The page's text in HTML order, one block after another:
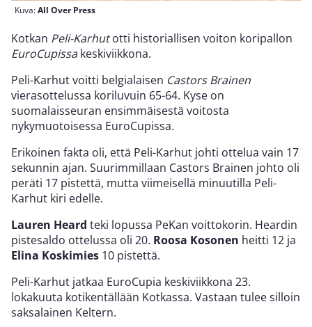
Kuva:All Over Press
Kotkan Peli-Karhutotti historiallisen voiton koripallon
EuroCupissakeskiviikkona.
Peli-Karhut voitti belgialaisen Castors Brainen
vierasottelussa koriluvuin 65-64. Kyse on
suomalaisseuran ensimmäisestä voitosta
nykymuotoisessa EuroCupissa.
Erikoinen fakta oli, että Peli-Karhut johti ottelua vain 17
sekunnin ajan. Suurimmillaan Castors Brainen johto oli
peräti 17 pistettä, mutta viimeisellä minuutilla Peli-
Karhut kiri edelle.
Lauren Heard teki lopussa PeKan voittokorin. Heardin
pistesaldo ottelussa oli 20. Roosa Kosonen heitti 12 ja
Elina Koskimies 10 pistettä.
Peli-Karhut jatkaa EuroCupia keskiviikkona 23.
lokakuuta kotikentällään Kotkassa. Vastaan tulee silloin
saksalainen Keltern.